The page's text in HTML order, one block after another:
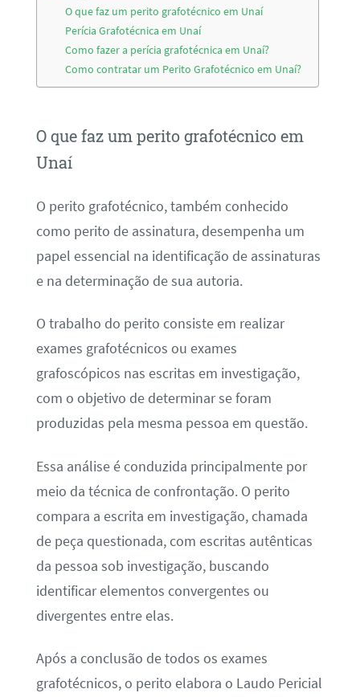
O que faz um perito grafotécnico em Unaí
Perícia Grafotécnica em Unaí
Como fazer a perícia grafotécnica em Unaí?
Como contratar um Perito Grafotécnico em Unaí?
O que faz um perito grafotécnico em
Unaí
O perito grafotécnico, também conhecido
como perito de assinatura, desempenha um
papel essencial na identificação de assinaturas
e na determinação de sua autoria.
O trabalho do perito consiste em realizar
exames grafotécnicos ou exames
grafoscópicos nas escritas em investigação,
com o objetivo de determinar se foram
produzidas pela mesma pessoa em questão.
Essa análise é conduzida principalmente por
meio da técnica de confrontação. O perito
compara a escrita em investigação, chamada
de peça questionada, com escritas autênticas
da pessoa sob investigação, buscando
identificar elementos convergentes ou
divergentes entre elas.
Após a conclusão de todos os exames
grafotécnicos, o perito elabora o Laudo Pericial